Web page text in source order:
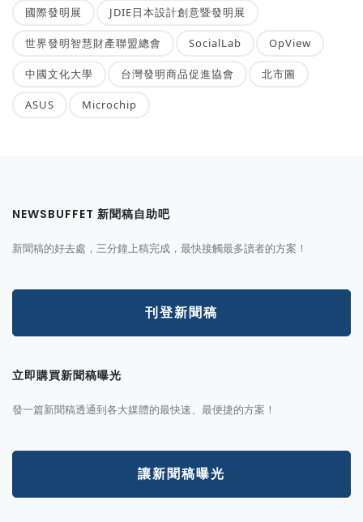
國際發明展 JDIE日本設計創意暨發明展
世界發明智慧財產聯盟總會 SocialLab OpView
中國文化大學 台灣發明商品促進協會 北市圖
ASUS Microchip
NEWSBUFFET 新聞稿自助吧
新聞稿的好去處，三分鐘上稿完成，最快接觸最多讀者的方案！
刊登新聞稿
立即購買新聞稿曝光
發一篇新聞稿透通到各大媒體的最快速、最便捷的方案！
讓新聞稿曝光